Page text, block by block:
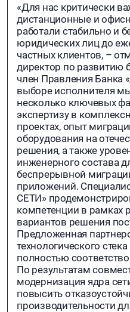
«Для нас критически
дистанционные и
работали стабильно и
юридических лиц до
частных клиентов, –
директор по развитию
член Правления Банка
выборе исполнителя
несколько ключевых
экспертизу в
проектах, опыт
оборудования на
решения, а также
инженерного состава
беспрерывной
приложений.
СЕТИ»
компетенции в рамках
вариантов решения
Предложенная
технологического
полностью
По результатам
модернизация ядра
повысить
производительности